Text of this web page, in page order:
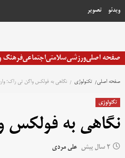
به
ویدئو تصویر
صفحه اصلیورزشیسلامتیاجتماعیفرهنگ
صفحه اصلی تکنولوژی نگاهی به فولکس واگن تی راک؛
تکنولوژی
نگاهی به فولکس
2 سال پیش علی مردی